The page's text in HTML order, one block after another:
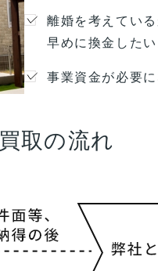
離婚を考えてい
早めに換金したい
事業資金が必要
買取の流れ